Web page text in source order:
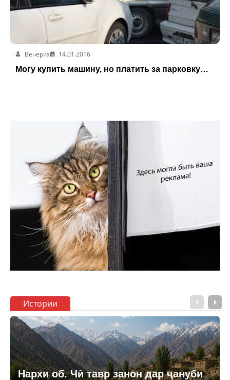
Вечерка
14.01.2016
Могу купить машину, но платить за парковку…
Истории
Нархи об. Чӣ тавр занон дар ҷануби